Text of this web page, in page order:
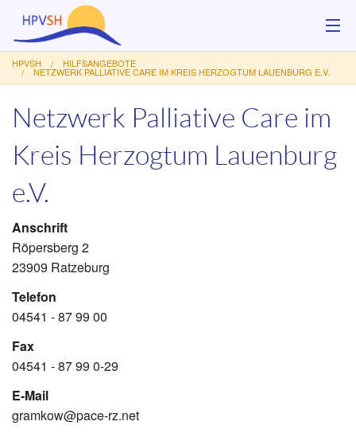
Über uns
Hilfsangebote
Veranstaltungen
Service
Kontakt
Spenden
HPVSH HILFSANGEBOTE
NETZWERK PALLIATIVE CARE IM KREIS HERZOGTUM LAUENBURG E.V.
Netzwerk Palliative Care im
Kreis Herzogtum Lauenburg
e.V.
Anschrift
Röpersberg 2
23909 Ratzeburg
Telefon
04541 - 87 99 00
Fax
04541 - 87 99 0-29
E-Mail
gramkow@pace-rz.net